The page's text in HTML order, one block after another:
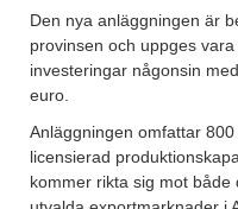
Den nya anläggningen är
provinsen och uppges
investeringar någonsin
euro.
Anläggningen omfattar
licensierad
kommer rikta sig mot